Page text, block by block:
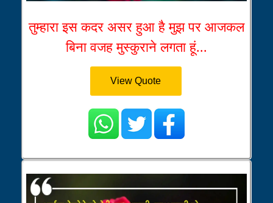
तुम्हारा इस कदर असर हुआ है मुझ पर आजकल
बिना वजह मुस्कुराने लगता हूं...
View Quote